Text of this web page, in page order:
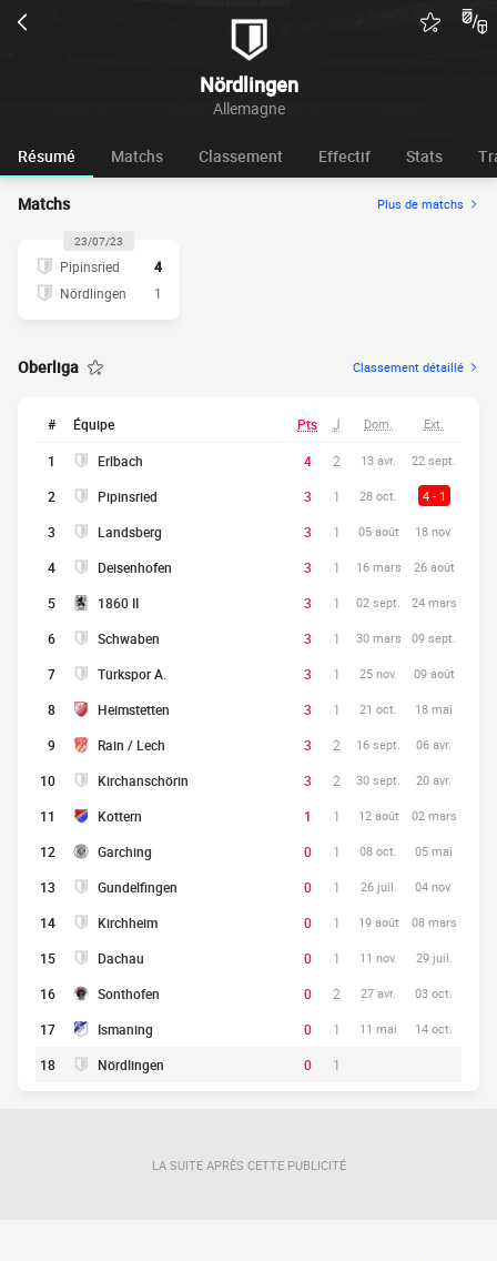
Nördlingen
Allemagne
Résumé Matchs Classement Effectif Stats
Matchs Plus de matchs
23/07/23
Pipinsried
4
Nördlingen
1
Oberliga Classement détaillé
# Équipe Pts J Dom. Ext.
1 Erlbach 4 2 13 avr. 22 sept.
2 Pipinsried 3 1 28 oct. 4 - 1
3 Landsberg 3 1 05 août 18 nov.
4 Deisenhofen 3 1 16 mars 26 août
5 1860 II 3 1 02 sept. 24 mars
6 Schwaben 3 1 30 mars 09 sept.
7 Türkspor A. 3 1 25 nov. 09 août
8 Heimstetten 3 1 21 oct. 18 mai
9 Rain / Lech 3 2 16 sept. 06 avr.
10 Kirchanschörin 3 2 30 sept. 20 avr.
11 Kottern 1 1 12 août 02 mars
12 Garching 0 1 08 oct. 05 mai
13 Gundelfingen 0 1 26 juil. 04 nov.
14 Kirchheim 0 1 19 août 08 mars
15 Dachau 0 1 11 nov. 29 juil.
16 Sonthofen 0 2 27 avr. 03 oct.
17 Ismaning 0 1 11 mai 14 oct.
18 Nördlingen 0 1
LA SUITE APRÈS CETTE PUBLICITÉ